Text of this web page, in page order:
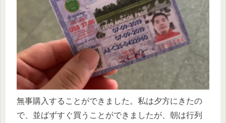
無事購入することができました。私は夕方にきたの
で、並ばずすぐ買うことができましたが、朝は行列